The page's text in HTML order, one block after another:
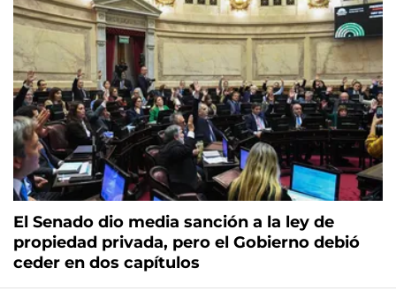
El Senado dio media sanción a la ley de
propiedad privada, pero el Gobierno debió
ceder en dos capítulos